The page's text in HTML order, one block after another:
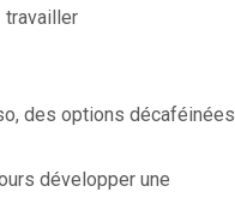
travailler
des options décaféinées
développer une